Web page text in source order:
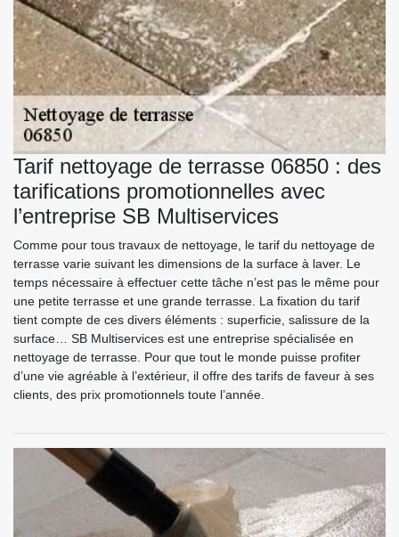
Tarif nettoyage de terrasse 06850 : des
tarifications promotionnelles avec
l’entreprise SB Multiservices
Comme pour tous travaux de nettoyage, le tarif du nettoyage de
terrasse varie suivant les dimensions de la surface à laver. Le
temps nécessaire à effectuer cette tâche n’est pas le même pour
une petite terrasse et une grande terrasse. La fixation du tarif
tient compte de ces divers éléments : superficie, salissure de la
surface… SB Multiservices est une entreprise spécialisée en
nettoyage de terrasse. Pour que tout le monde puisse profiter
d’une vie agréable à l’extérieur, il offre des tarifs de faveur à ses
clients, des prix promotionnels toute l’année.